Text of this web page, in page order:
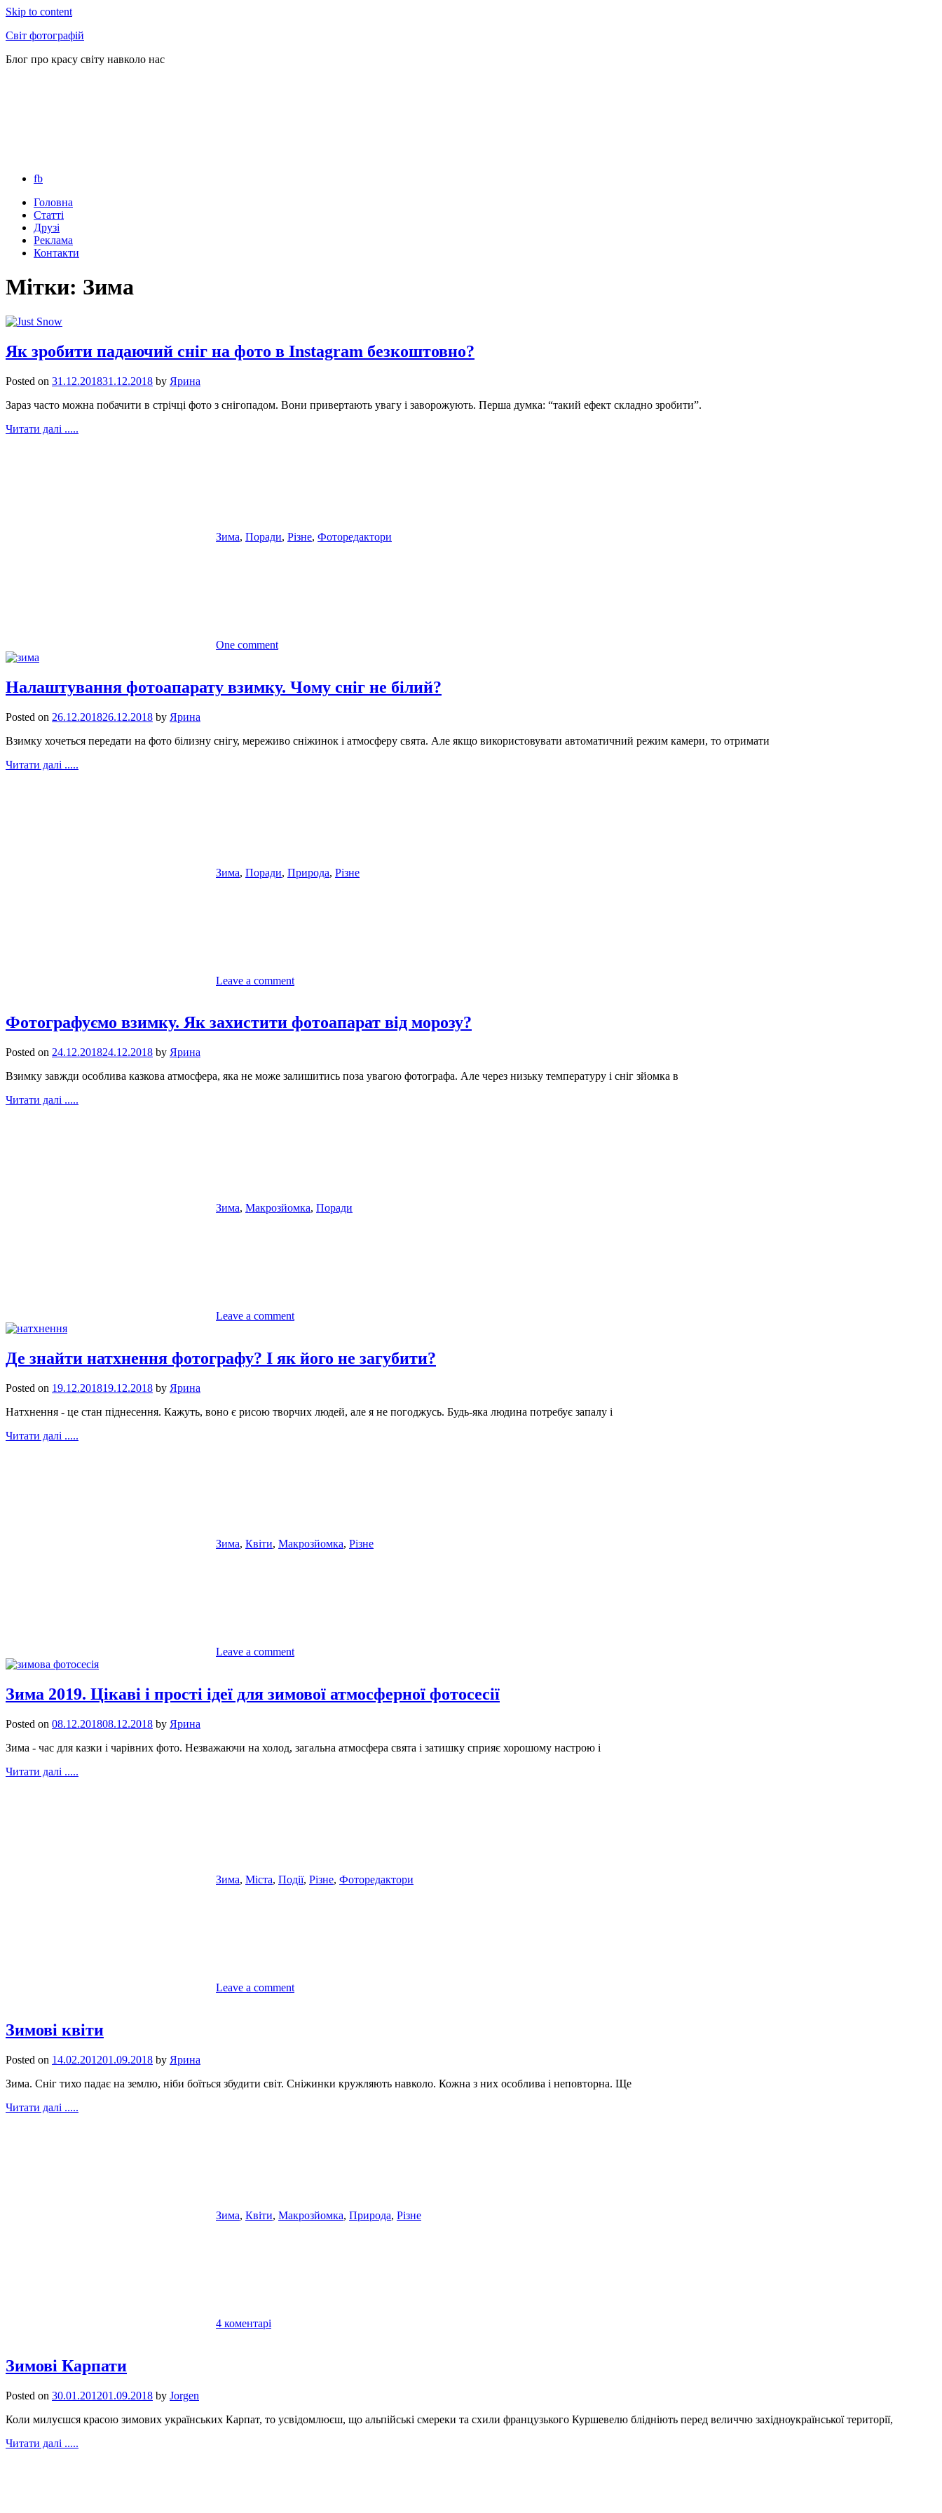
Skip to content
Світ фотографій
Блог про красу світу навколо нас
fb
Головна
Статті
Друзі
Реклама
Контакти
Мітки: Зима
Як зробити падаючий сніг на фото в Instagram безкоштовно?
Posted on 31.12.201831.12.2018 by Ярина
Зараз часто можна побачити в стрічці фото з снігопадом. Вони привертають увагу і заворожують. Перша думка: “такий ефект складно зробити”.
Читати далі .....
Зима, Поради, Різне, Фоторедактори
One comment
Налаштування фотоапарату взимку. Чому сніг не білий?
Posted on 26.12.201826.12.2018 by Ярина
Взимку хочеться передати на фото білизну снігу, мереживо сніжинок і атмосферу свята. Але якщо використовувати автоматичний режим камери, то отримати
Читати далі .....
Зима, Поради, Природа, Різне
Leave a comment
Фотографуємо взимку. Як захистити фотоапарат від морозу?
Posted on 24.12.201824.12.2018 by Ярина
Взимку завжди особлива казкова атмосфера, яка не може залишитись поза увагою фотографа. Але через низьку температуру і сніг зйомка в
Читати далі .....
Зима, Макрозйомка, Поради
Leave a comment
Де знайти натхнення фотографу? І як його не загубити?
Posted on 19.12.201819.12.2018 by Ярина
Натхнення - це стан піднесення. Кажуть, воно є рисою творчих людей, але я не погоджусь. Будь-яка людина потребує запалу і
Читати далі .....
Зима, Квіти, Макрозйомка, Різне
Leave a comment
Зима 2019. Цікаві і прості ідеї для зимової атмосферної фотосесії
Posted on 08.12.201808.12.2018 by Ярина
Зима - час для казки і чарівних фото. Незважаючи на холод, загальна атмосфера свята і затишку сприяє хорошому настрою і
Читати далі .....
Зима, Міста, Події, Різне, Фоторедактори
Leave a comment
Зимові квіти
Posted on 14.02.201201.09.2018 by Ярина
Зима. Сніг тихо падає на землю, ніби боїться збудити світ. Сніжинки кружляють навколо. Кожна з них особлива і неповторна. Ще
Читати далі .....
Зима, Квіти, Макрозйомка, Природа, Різне
4 коментарі
Зимові Карпати
Posted on 30.01.201201.09.2018 by Jorgen
Коли милуєшся красою зимових українських Карпат, то усвідомлюєш, що альпійські смереки та схили французького Куршевелю блідніють перед величчю західноукраїнської території,
Читати далі .....